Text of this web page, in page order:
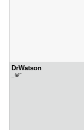
DrWatson
_@''